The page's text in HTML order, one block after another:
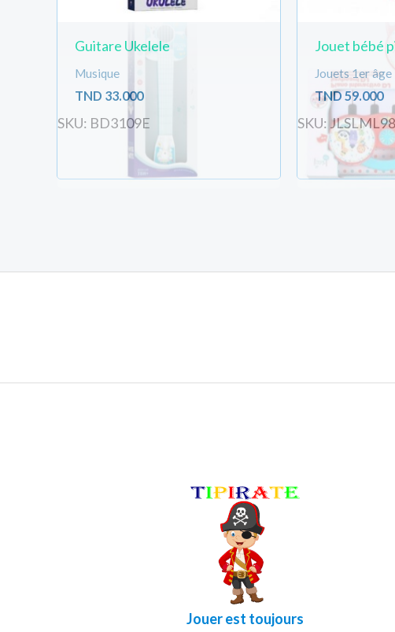
Guitare Ukelele
Musique
TND 33.000
SKU: BD3109E
Jouet bébé
Jouets 1er âge
TND 59.000
SKU:
Jouer est toujours